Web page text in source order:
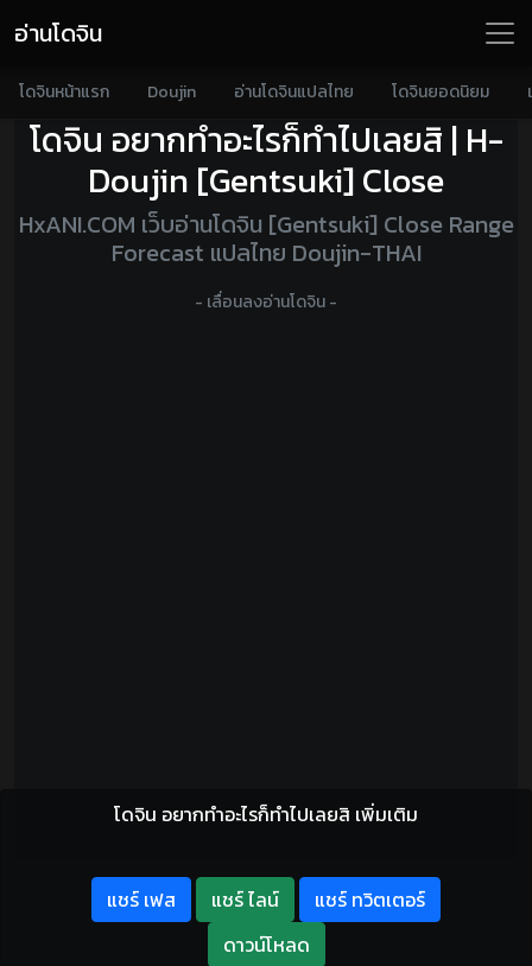
อ่านโดจิน
โดจินหน้าแรก Doujin อ่านโดจินแปลไทย โดจินยอดนิยม
โดจิน อยากทำอะไรก็ทำไปเลยสิ | H-
Doujin [Gentsuki] Close
HxANI.COM เว็บอ่านโดจิน [Gentsuki] Close Range
Forecast แปลไทย Doujin-THAI
- เลื่อนลงอ่านโดจิน -
โดจิน อยากทำอะไรก็ทำไปเลยสิ เพิ่มเติม
แชร์ เฟส แชร์ ไลน์
แชร์ ทวิตเตอร์
ดาวน์โหลด